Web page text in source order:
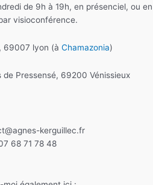
de 9h à 19h, en présenciel, ou en
visioconférence.
69007 lyon (à Chamazonia)
de Pressensé, 69200 Vénissieux
kerguillec.fr
68 71 78 48